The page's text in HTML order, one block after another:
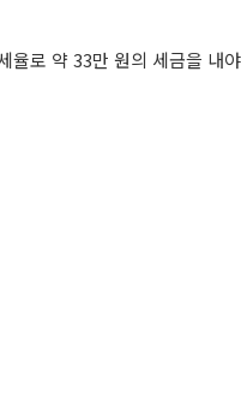
율로 약 33만 원의 세금을 내